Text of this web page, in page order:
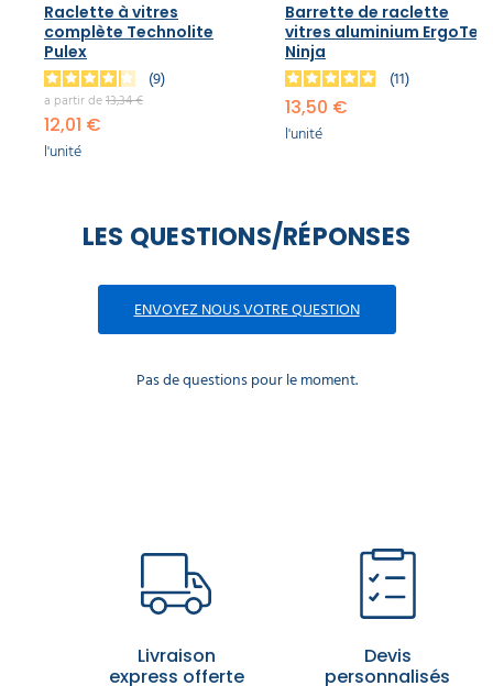
Raclette à vitres
complète Technolite
Pulex
9
a partir de13,34 €
12,01 €
l'unité
Barrette de raclette
vitres aluminium ErgoTec
Ninja
11
13,50 €
l'unité
LES QUESTIONS/RÉPONSES
ENVOYEZ NOUS VOTRE QUESTION
Pas de questions pour le moment.
Livraison
express offerte
Devis
personnalisés